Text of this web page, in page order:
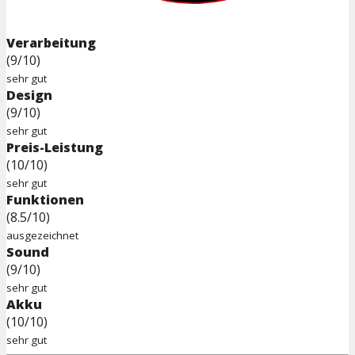
Verarbeitung
(9/10)
sehr gut
Design
(9/10)
sehr gut
Preis-Leistung
(10/10)
sehr gut
Funktionen
(8.5/10)
ausgezeichnet
Sound
(9/10)
sehr gut
Akku
(10/10)
sehr gut